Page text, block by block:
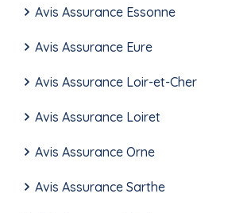
Avis Assurance Essonne
Avis Assurance Eure
Avis Assurance Loir-et-Cher
Avis Assurance Loiret
Avis Assurance Orne
Avis Assurance Sarthe